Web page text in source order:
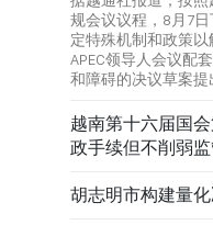
规会议议程，8月7
定特殊机制和政策
APEC领导人会议配
和障碍的决议草案提
越南第十六届国
政手续但不削弱
胡志明市构建量